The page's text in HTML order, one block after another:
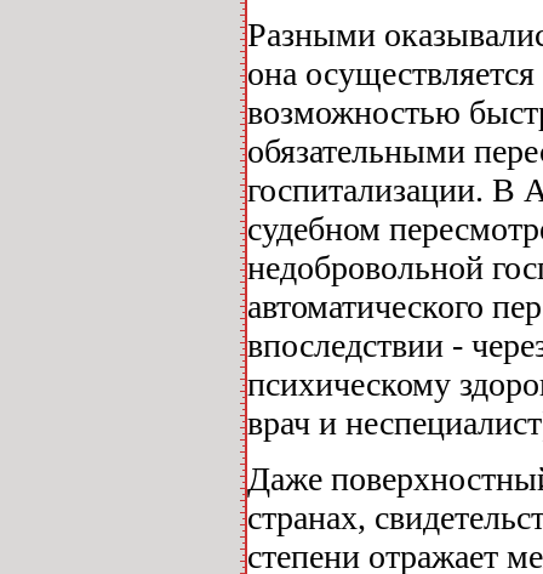
Разными
она
возможностью
обязательными
госпитализации. В
судебном
недобровольной
автоматического
впоследствии -
психическому
врач и
Даже
странах,
степени отражает